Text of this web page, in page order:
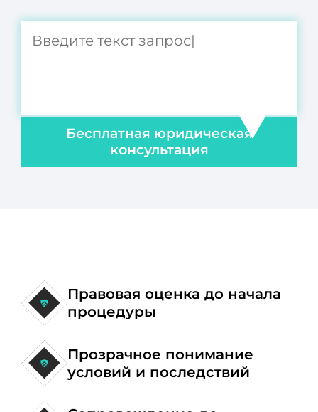
Бесплатная юридическая
консультация
Правовая оценка до начала
процедуры
Прозрачное понимание
условий и последствий